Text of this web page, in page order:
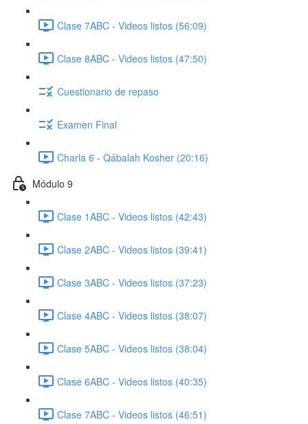
Clase 7ABC - Videos listos (56:09)
Clase 8ABC - Videos listos (47:50)
Cuestionario de repaso
Examen Final
Charla 6 - Qábalah Kosher (20:16)
Módulo 9
Clase 1ABC - Videos listos (42:43)
Clase 2ABC - Videos listos (39:41)
Clase 3ABC - Videos listos (37:23)
Clase 4ABC - Videos listos (38:07)
Clase 5ABC - Videos listos (38:04)
Clase 6ABC - Videos listos (40:35)
Clase 7ABC - Videos listos (46:51)